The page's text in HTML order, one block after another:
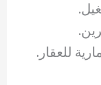
للعقار.